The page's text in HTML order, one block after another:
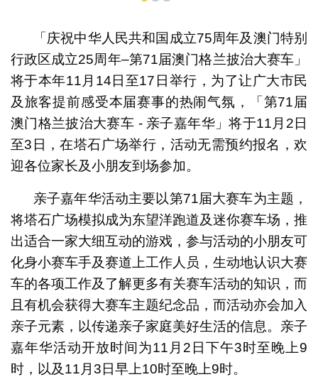
1 2 3
「庆祝中华人民共和国成立75周年及澳门特别
行政区成立25周年–第71届澳门格兰披治大赛车」
将于本年11月14日至17日举行，为了让广大市民
及旅客提前感受本届赛事的热闹气氛，「第71届
澳门格兰披治大赛车 - 亲子嘉年华」将于11月2日
至3日，在塔石广场举行，活动无需预约报名，欢
迎各位家长及小朋友到场参加。
亲子嘉年华活动主要以第71届大赛车为主题，
将塔石广场模拟成为东望洋跑道及迷你赛车场，推
出适合一家大细互动的游戏，参与活动的小朋友可
化身小赛车手及赛道上工作人员，生动地认识大赛
车的各项工作及了解更多有关赛车活动的知识，而
且有机会获得大赛车主题纪念品，而活动亦会加入
亲子元素，以传递亲子家庭美好生活的信息。亲子
嘉年华活动开放时间为11月2日下午3时至晚上9
时，以及11月3日早上10时至晚上9时。